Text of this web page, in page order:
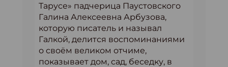
Тарусе» падчерица Паустовского
Галина Алексеевна Арбузова,
которую писатель и называл
Галкой, делится воспоминаниями
о своём великом отчиме,
показывает дом, сад, беседку, в